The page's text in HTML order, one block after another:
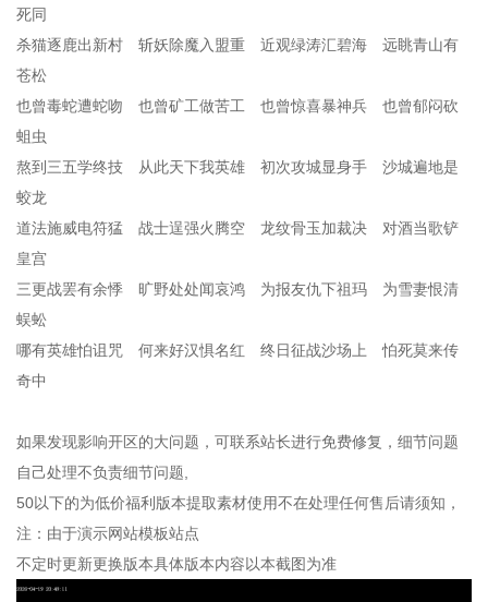
死同
杀猫逐鹿出新村 斩妖除魔入盟重 近观绿涛汇碧海 远眺青山有
苍松
也曾毒蛇遭蛇吻 也曾矿工做苦工 也曾惊喜暴神兵 也曾郁闷砍
蛆虫
熬到三五学终技 从此天下我英雄 初次攻城显身手 沙城遍地是
蛟龙
道法施威电符猛 战士逞强火腾空 龙纹骨玉加裁决 对酒当歌铲
皇宫
三更战罢有余悸 旷野处处闻哀鸿 为报友仇下祖玛 为雪妻恨清
蜈蚣
哪有英雄怕诅咒 何来好汉惧名红 终日征战沙场上 怕死莫来传
奇中
如果发现影响开区的大问题，可联系站长进行免费修复，细节问题
自己处理不负责细节问题,
50以下的为低价福利版本提取素材使用不在处理任何售后请须知，
注：由于演示网站模板站点
不定时更新更换版本具体版本内容以本截图为准